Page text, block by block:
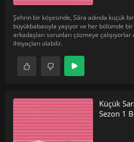
Şehrin bir köşesinde, Sâra adında küçük
büyükbabasıyla yaşıyor ve her bölümde
arkadaşları sorunları çözmeye
ihtiyaçları olabilir.
Küçük
Sezon 1